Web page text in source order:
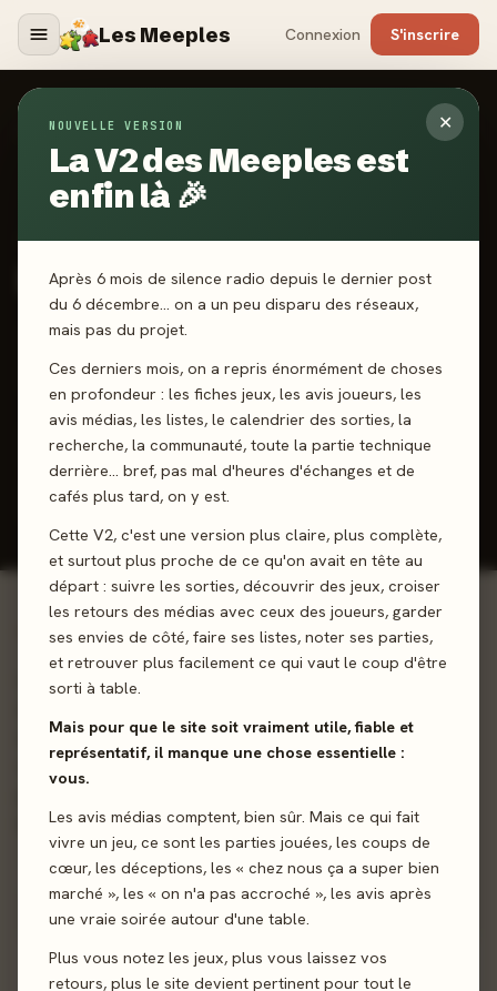
Les Meeples Connexion S'inscrire
✕
NOUVELLE VERSION
La V2 des Meeples est
enfin là 🎉
Après 6 mois de silence radio depuis le dernier post
du 6 décembre… on a un peu disparu des réseaux,
mais pas du projet.
Ces derniers mois, on a repris énormément de choses
en profondeur : les fiches jeux, les avis joueurs, les
avis médias, les listes, le calendrier des sorties, la
recherche, la communauté, toute la partie technique
derrière… bref, pas mal d'heures d'échanges et de
cafés plus tard, on y est.
Cette V2, c'est une version plus claire, plus complète,
et surtout plus proche de ce qu'on avait en tête au
départ : suivre les sorties, découvrir des jeux, croiser
les retours des médias avec ceux des joueurs, garder
ses envies de côté, faire ses listes, noter ses parties,
et retrouver plus facilement ce qui vaut le coup d'être
sorti à table.
Mais pour que le site soit vraiment utile, fiable et
représentatif, il manque une chose essentielle :
vous.
Les avis médias comptent, bien sûr. Mais ce qui fait
vivre un jeu, ce sont les parties jouées, les coups de
cœur, les déceptions, les « chez nous ça a super bien
marché », les « on n'a pas accroché », les avis après
une vraie soirée autour d'une table.
Plus vous notez les jeux, plus vous laissez vos
retours, plus le site devient pertinent pour tout le
Jeux/Rivality
2023·NOSTROMO EDITIONS
Rivality
1-4 joueurs 10 ans+
Affrontement
Majorité
J'ai joué Envie de jouer Wishlist
Donner mon avis
01 - LE JEU
La guerre des Golems ne fait que commencer... Incarnez
de Golems pour le contrôle d'un puits de Mana. Concoctez
vos potions, affûtez votre baguette, préparez vos plus
bataille.
Pose de tuiles Affrontement Majorité
Sortie 7 avril 2023